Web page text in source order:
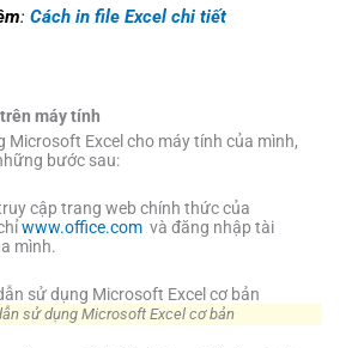
:Cách in file Excel chi tiết
máy tính
Microsoft Excel cho máy tính của mình,
bước sau:
cập trang web chính thức của
www.office.com và đăng nhập tài
mình.
sử dụng Microsoft Excel cơ bản